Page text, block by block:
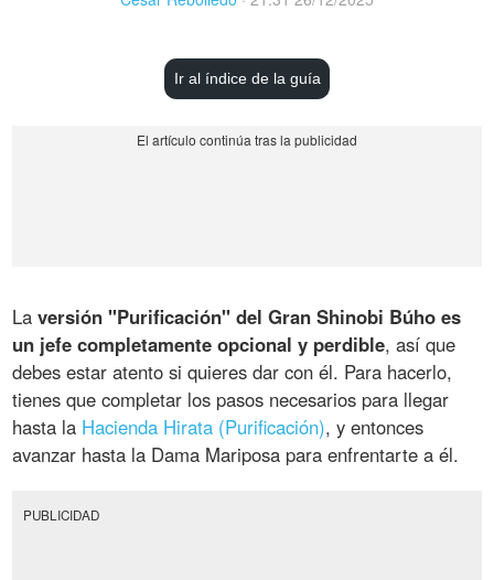
Ir al índice de la guía
Laversión "Purificación" del Gran Shinobi Búho es
un jefe completamente opcional y perdible, así que
debes estar atento si quieres dar con él. Para hacerlo,
tienes que completar los pasos necesarios para llegar
hasta la Hacienda Hirata (Purificación), y entonces
avanzar hasta la Dama Mariposa para enfrentarte a él.
PUBLICIDAD